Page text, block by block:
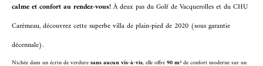
calme et confort au rendez-vous!À deux pas du Golf de Vacquerolles et du CHU
Carémeau, découvrez cette superbe villa de plain-pied de 2020 (sous garantie
décennale).
Nichée dans un écrin de verduresans aucun vis-à-vis, elle offre90 m²de confort moderne sur un